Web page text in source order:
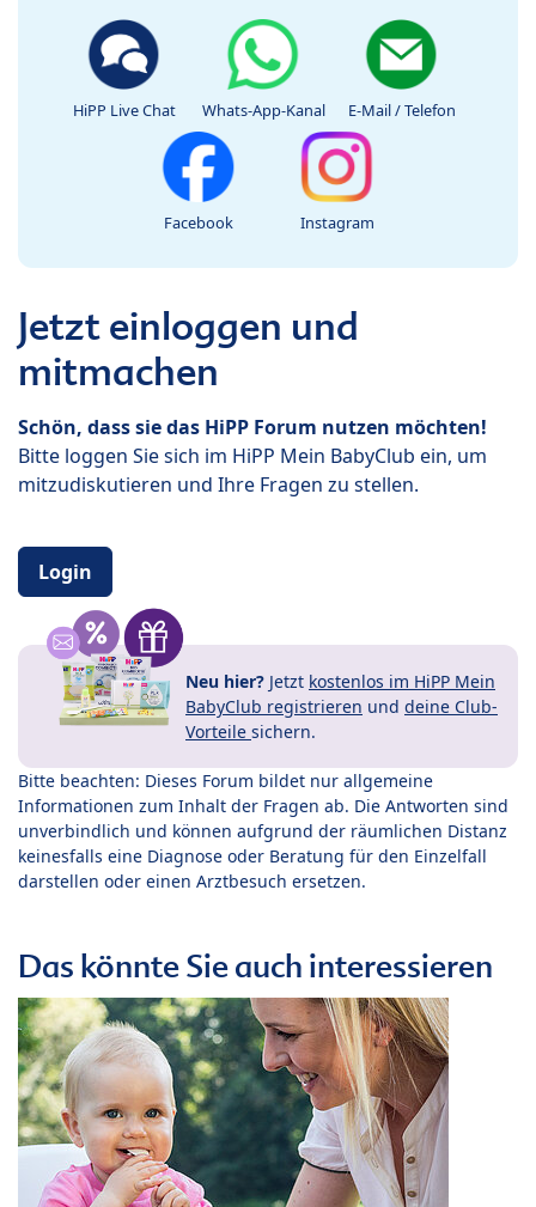
HiPP Live Chat Whats-App-Kanal E-Mail / Telefon
Facebook Instagram
Jetzt einloggen und
mitmachen
Schön, dass sie das HiPP Forum nutzen möchten!
Bitte loggen Sie sich im HiPP Mein BabyClub ein, um
mitzudiskutieren und Ihre Fragen zu stellen.
Login
Neu hier? Jetzt kostenlos im HiPP Mein
BabyClub registrieren und deine Club-
Vorteile sichern.
Bitte beachten: Dieses Forum bildet nur allgemeine
Informationen zum Inhalt der Fragen ab. Die Antworten sind
unverbindlich und können aufgrund der räumlichen Distanz
keinesfalls eine Diagnose oder Beratung für den Einzelfall
darstellen oder einen Arztbesuch ersetzen.
Das könnte Sie auch interessieren